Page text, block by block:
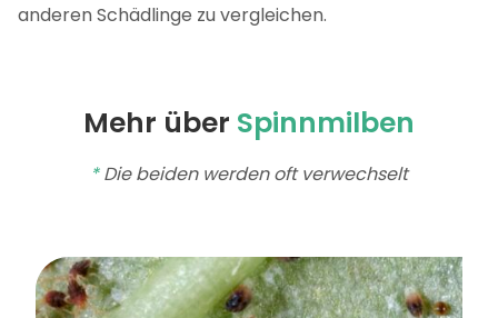
anderen Schädlinge zu vergleichen.
Mehr über Spinnmilben
*Die beiden werden oft verwechselt